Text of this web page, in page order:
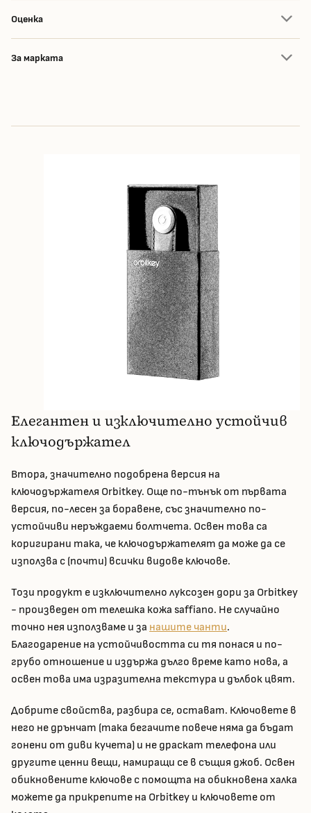
Оценка
За марката
Елегантен и изключително устойчив
ключодържател
Втора, значително подобрена версия на
ключодържателя Orbitkey. Още по-тънък от първата
версия, по-лесен за боравене, със значително по-
устойчиви неръждаеми болтчета. Освен това са
коригирани така, че ключодържателят да може да се
използва с (почти) всички видове ключове.
Този продукт е изключително луксозен дори за Orbitkey
- произведен от телешка кожа saffiano. Не случайно
точно нея използваме и за нашите чанти.
Благодарение на устойчивостта си тя понася и по-
грубо отношение и издържа дълго време като нова, а
освен това има изразителна текстура и дълбок цвят.
Добрите свойства, разбира се, остават. Ключовете в
него не дрънчат (така бегачите повече няма да бъдат
гонени от диви кучета) и не драскат телефона или
другите ценни вещи, намиращи се в същия джоб. Освен
обикновените ключове с помощта на обикновена халка
можете да прикрепите на Orbitkey и ключовете от